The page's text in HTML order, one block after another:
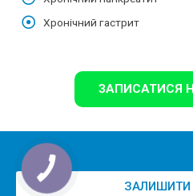
Хронічний гастрит
ЗАПИСАТИСЯ
ЗАЛИШИТИ